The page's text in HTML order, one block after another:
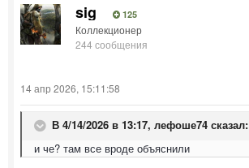
sig 125
Коллекционер
244 сообщения
14 апр 2026, 15:11:58
В 4/14/2026 в 13:17, лефоше74 сказал:
и че? там все вроде объяснили